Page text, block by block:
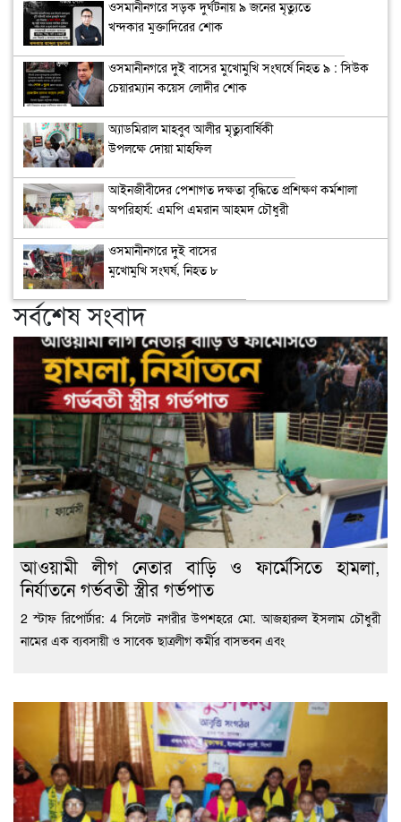
ওসমানীনগরে সড়ক দুর্ঘটনায় ৯ জনের মৃত্যুতে
খন্দকার মুক্তাদিরের শোক
ওসমানীনগরে দুই বাসের মুখোমুখি সংঘর্ষে নিহত ৯ : সিউক
চেয়ারম্যান কয়েস লোদীর শোক
অ্যাডমিরাল মাহবুব আলীর মৃত্যুবার্ষিকী
উপলক্ষে দোয়া মাহফিল
‎আইনজীবীদের পেশাগত দক্ষতা বৃদ্ধিতে প্রশিক্ষণ কর্মশালা
অপরিহার্য: এমপি এমরান আহমদ চৌধুরী
ওসমানীনগরে দুই বাসের
মুখোমুখি সংঘর্ষ, নিহত ৮
সর্বশেষ সংবাদ
আওয়ামী লীগ নেতার বাড়ি ও ফার্মেসিতে হামলা,
নির্যাতনে গর্ভবতী স্ত্রীর গর্ভপাত
2 স্টাফ রিপোর্টার: 4 সিলেট নগরীর উপশহরে মো. আজহারুল ইসলাম চৌধুরী
নামের এক ব্যবসায়ী ও সাবেক ছাত্রলীগ কর্মীর বাসভবন এবং